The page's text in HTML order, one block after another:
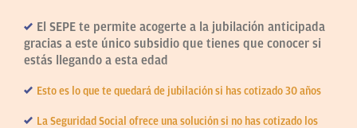
El SEPE te permite acogerte a la jubilación anticipada
gracias a este único subsidio que tienes que conocer si
estás llegando a esta edad
Esto es lo que te quedará de jubilación si has cotizado 30 años
La Seguridad Social ofrece una solución si no has cotizado los